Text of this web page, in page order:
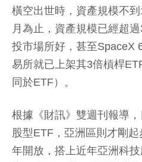
橫空出世時，資產規模不
月為止，資產規模已經超
投市場所好，甚至SpaceX
易所就已上架其3倍槓桿
同於ETF）。
根據《財訊》雙週刊報導
股型ETF，亞洲區則才剛
年開放，搭上近年亞洲科